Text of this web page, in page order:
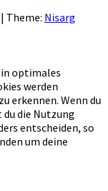
| Theme: Nisarg
optimales
werden
erkennen. Wenn du
die Nutzung
entscheiden, so
um deine